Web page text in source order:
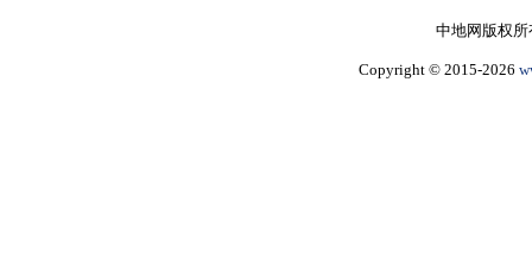
中地网版权
Copyright © 2015-2026